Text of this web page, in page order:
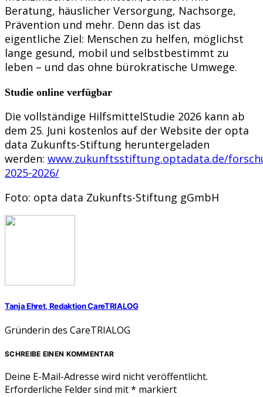
Beratung, häuslicher Versorgung, Nachsorge,
Prävention und mehr. Denn das ist das
eigentliche Ziel: Menschen zu helfen, möglichst
lange gesund, mobil und selbstbestimmt zu
leben – und das ohne bürokratische Umwege.
Studie online verfügbar
Die vollständige HilfsmittelStudie 2026 kann ab
dem 25. Juni kostenlos auf der Website der opta
data Zukunfts-Stiftung heruntergeladen
werden: www.zukunftsstiftung.optadata.de/
2025-2026/
Foto: opta data Zukunfts-Stiftung gGmbH
Tanja Ehret, Redaktion CareTRIALOG
Gründerin des CareTRIALOG
SCHREIBE EINEN KOMMENTAR
Deine E-Mail-Adresse wird nicht veröffentlicht.
Erforderliche Felder sind mit* markiert